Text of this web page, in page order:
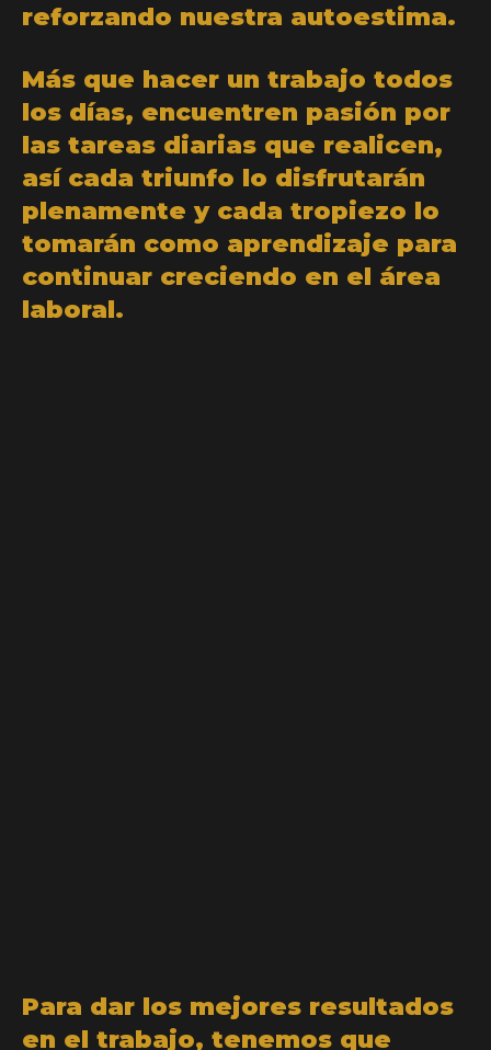
reforzando nuestra autoestima.
Más que hacer un trabajo todos
los días, encuentren pasión por
las tareas diarias que realicen,
así cada triunfo lo disfrutarán
plenamente y cada tropiezo lo
tomarán como aprendizaje para
continuar creciendo en el área
laboral.
Para dar los mejores resultados
en el trabajo, tenemos que